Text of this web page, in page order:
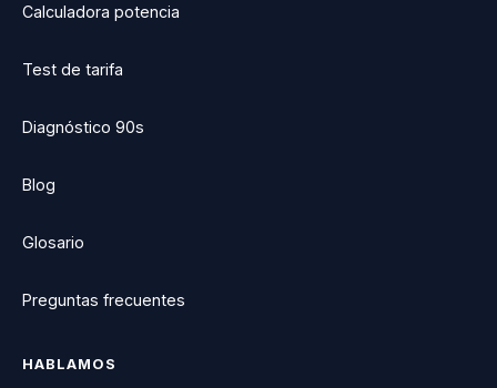
Calculadora potencia
Test de tarifa
Diagnóstico 90s
Blog
Glosario
Preguntas frecuentes
HABLAMOS